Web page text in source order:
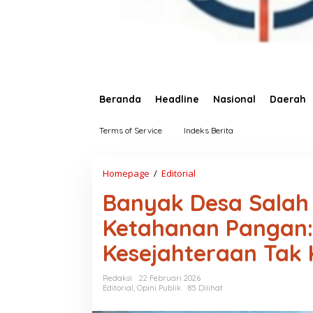
Beranda Headline Nasional Daerah
Terms of Service Indeks Berita
Homepage / Editorial
n
y
a
k
D
e
s
a
Banyak Desa
Ketahanan
Kesejahteraan Tak
Redaksi
22 Februari 2026
Editorial, Opini Publik 85 Dilihat